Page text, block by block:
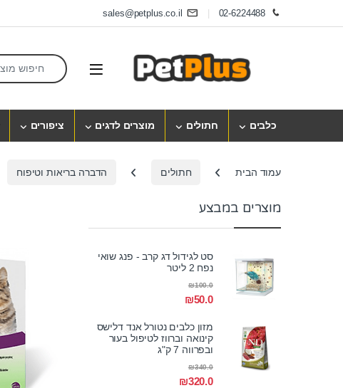
Skip to navigation
02-6224488
sales@petplus.co.il
Open
Search for:
כלבים חתולים מוצרים לדגים ציפורים
עמוד הבית חתולים הדברה בריאות וטיפוח
מוצרים במבצע
סט לגידול דג קרב - פנג שואי
נפח 2 ליטר
₪50.0
₪100.0
מזון כלבים נטורל אנד דלישס
קינואה וברווז לטיפול בעור
ובפרווה 7 ק"ג
₪320.0
₪340.0